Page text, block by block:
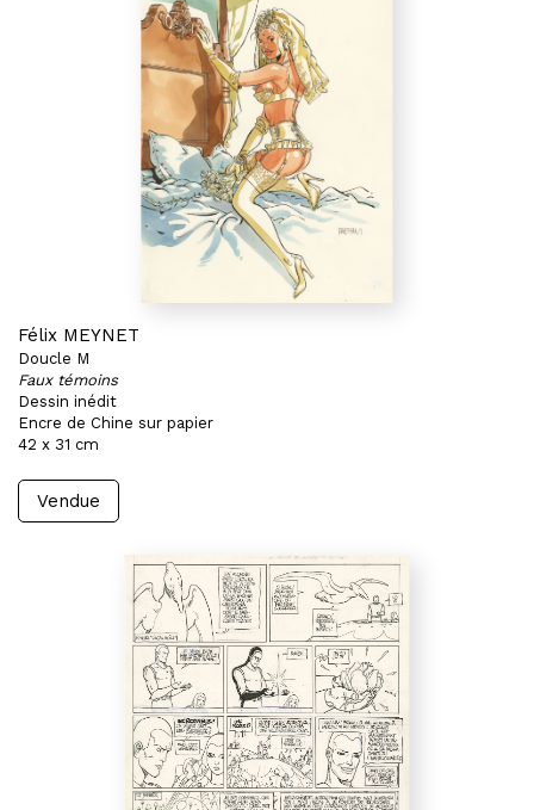
Félix MEYNET
Doucle M
Faux témoins
Dessin inédit
Encre de Chine sur papier
42 x 31 cm
Vendue